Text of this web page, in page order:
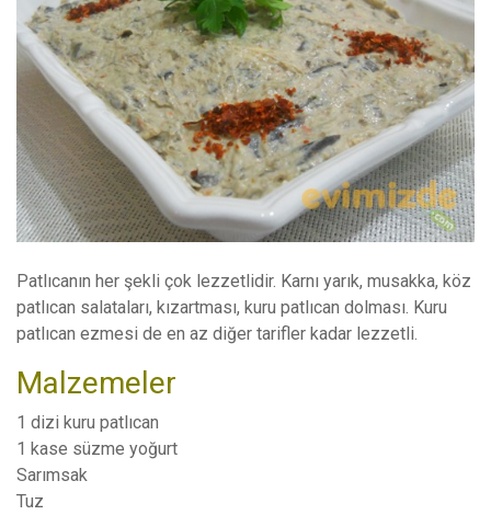
Patlıcanın her şekli çok lezzetlidir. Karnı yarık, musakka, köz
patlıcan salataları, kızartması, kuru patlıcan dolması. Kuru
patlıcan ezmesi de en az diğer tarifler kadar lezzetli.
Malzemeler
1 dizi kuru patlıcan
1 kase süzme yoğurt
Sarımsak
Tuz